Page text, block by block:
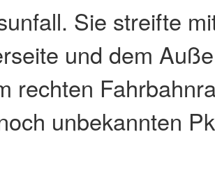
Sie streifte
und dem
rechten
unbekannten